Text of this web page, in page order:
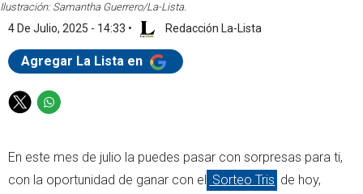
Ilustración: Samantha Guerrero/La-Lista.
4 De Julio, 2025 - 14:33 • Redacción La-Lista
Agregar La Lista en
T
t
t
W
t
s
En este mes de julio la puedes pasar con sorpresas para ti,
con la oportunidad de ganar con el
Sorteo Tris de hoy,